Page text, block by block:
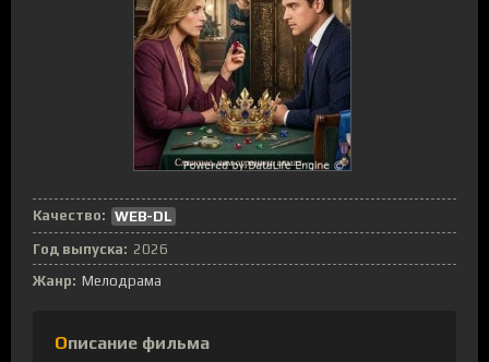
Качество: WEB-DL
Год выпуска: 2026
Жанр: Мелодрама
Описание фильма